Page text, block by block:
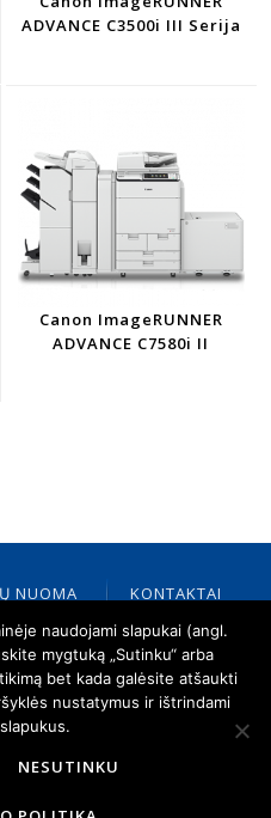
ADVANCE C3500i III Serija
Canon ImageRUNNER
ADVANCE C7580i II
NUOMA
KONTAKTAI
VERSLAS
CANON
ATSTOVAS
naudojami slapukai (angl.
mygtuką „Sutinku“ arba
bet kada galėsite atšaukti
nustatymus ir ištrindami
NESUTINKU